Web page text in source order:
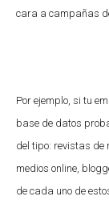
cara a campañas
Por ejemplo, si tu
base de datos
del tipo: revistas de
medios online,
de cada uno de